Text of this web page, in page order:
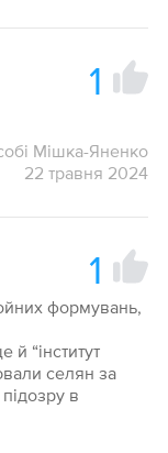
1
Мішка-Яненко
22 травня 2024
1
формувань,
й “інститут
селян за
в